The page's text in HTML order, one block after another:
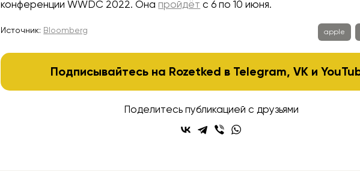
конференции WWDC 2022. Она пройдёт с 6 по 10 июня.
Источник: Bloomberg apple
Подписывайтесь на Rozetked в Telegram,VK и
Поделитесь публикацией с друзьями